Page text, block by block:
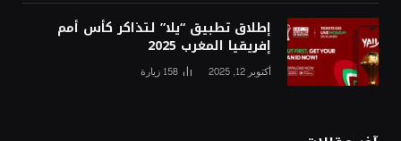
إطلاق تطبيق “يلا” لتذاكر كأس أمم
إفريقيا المغرب 2025
أكتوبر 12, 2025 158 زيارة